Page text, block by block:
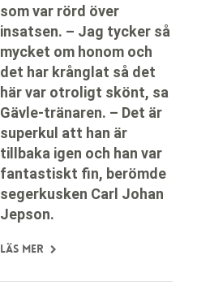
som var rörd över
insatsen. – Jag tycker så
mycket om honom och
det har krånglat så det
här var otroligt skönt, sa
Gävle-tränaren. – Det är
superkul att han är
tillbaka igen och han var
fantastiskt fin, berömde
segerkusken Carl Johan
Jepson.
Läs mer